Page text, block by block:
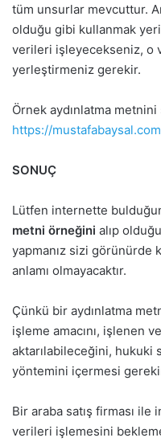
tüm unsurlar mevcuttur.
olduğu gibi kullanmak
verileri işleyecekseniz, o
yerleştirmeniz gerekir.
Örnek aydınlatma
https://
SONUÇ
Lütfen internette
metni örneğini alıp
yapmanız sizi görünürde
anlamı olmayacaktır.
Çünkü bir aydınlatma
işleme amacını, işlenen
aktarılabileceğini, hukuki
yöntemini içermesi
Bir araba satış firması
verileri işlemesini